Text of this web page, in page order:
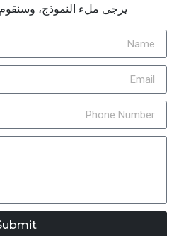
يرجى ملء النموذج، وسنقوم